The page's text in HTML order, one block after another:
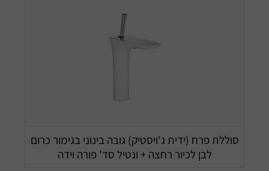
סוללת פרח (ידית ג'ויסטיק) גובה בינוני בגימור כרום
לבן לכיור רחצה + ונטיל סד' פורה וידה